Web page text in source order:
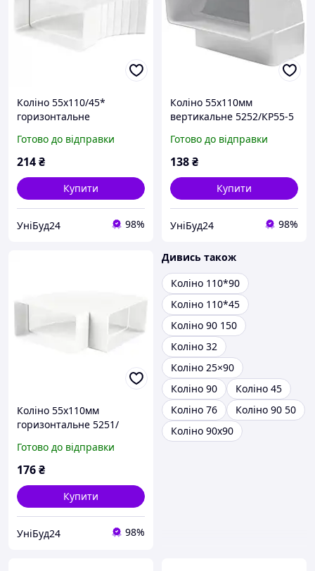
Коліно 55х110/45*
горизонтальне
UNI
Готово до відправки
214₴
Купити
УніБуд24 98%
Коліно 55х110мм
вертикальне 5252/КР55-5
Готово до відправки
138₴
Купити
УніБуд24 98%
Коліно 55х110мм
горизонтальне 5251/
Готово до відправки
176₴
Купити
УніБуд24 98%
Дивись також
Коліно 110*90
Коліно 110*45
Коліно 90 150
Коліно 32
Коліно 25×90
Коліно 90
Коліно 45
Коліно 76
Коліно 90 50
Коліно 90х90